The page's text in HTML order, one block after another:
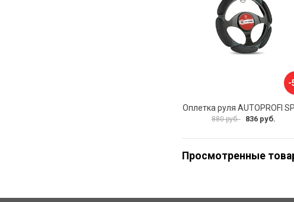
-
880 руб. 836 руб.
Просмотренные